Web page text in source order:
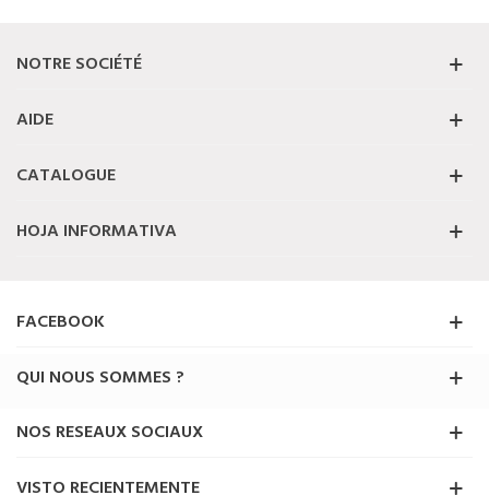
NOTRE SOCIÉTÉ
AIDE
CATALOGUE
HOJA INFORMATIVA
FACEBOOK
QUI NOUS SOMMES ?
NOS RESEAUX SOCIAUX
VISTO RECIENTEMENTE